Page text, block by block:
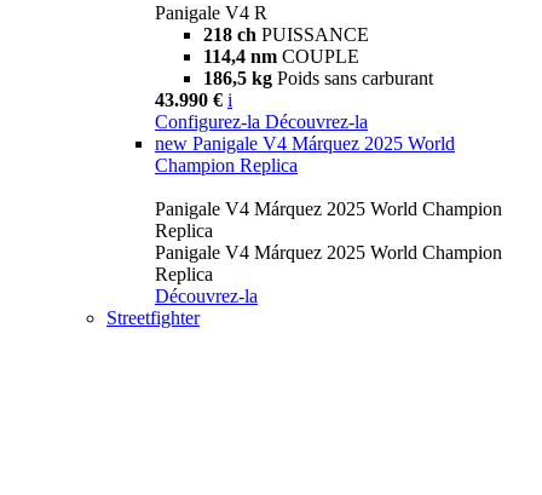
Panigale V4 R
218 ch PUISSANCE
114,4 nm COUPLE
186,5 kg Poids sans carburant
43.990 € i
Configurez-la Découvrez-la
new Panigale V4 Márquez 2025 World
Champion Replica
Panigale V4 Márquez 2025 World Champion
Replica
Panigale V4 Márquez 2025 World Champion
Replica
Découvrez-la
Streetfighter